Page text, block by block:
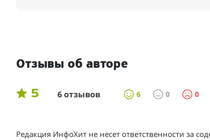
Отзывы об авторе
5 6 отзывов 6 0 0
Редакция ИнфоХит не несет ответственности за